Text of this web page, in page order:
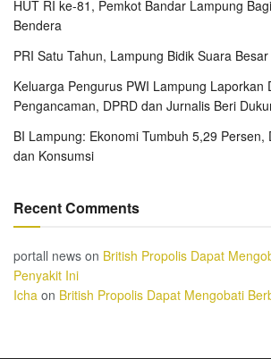
HUT RI ke-81, Pemkot Bandar Lampung
Bendera
PRI Satu Tahun, Lampung Bidik Suara
Keluarga Pengurus PWI Lampung Laporkan
Pengancaman, DPRD dan Jurnalis Beri
BI Lampung: Ekonomi Tumbuh 5,29 Persen,
dan Konsumsi
Recent Comments
portall news on British Propolis Dapat
Penyakit Ini
Icha on British Propolis Dapat Mengobati